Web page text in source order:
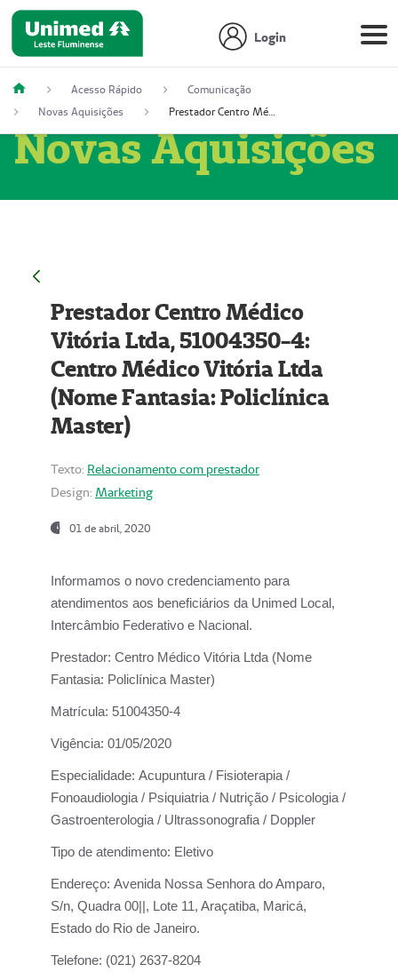
Login
Acesso Rápido
Comunicação
Novas Aquisições
Prestador Centro Médico Vitória Ltda, 51004350-4: Centro Médico Vitória Ltda (Nome Fantasia: Policlínica Master)
Novas Aquisições
Prestador Centro Médico
Vitória Ltda, 51004350-4:
Centro Médico Vitória Ltda
(Nome Fantasia: Policlínica
Master)
Texto: Relacionamento com prestador
Design: Marketing
01 de abril, 2020
Informamos o novo credenciamento para
atendimentos aos beneficiários da Unimed Local,
Intercâmbio Federativo e Nacional.
Prestador: Centro Médico Vitória Ltda (Nome
Fantasia: Policlínica Master)
Matrícula: 51004350-4
Vigência: 01/05/2020
Especialidade: Acupuntura / Fisioterapia /
Fonoaudiologia / Psiquiatria / Nutrição / Psicologia /
Gastroenterologia / Ultrassonografia / Doppler
Tipo de atendimento: Eletivo
Endereço: Avenida Nossa Senhora do Amparo,
S/n, Quadra 00||, Lote 11, Araçatiba, Maricá,
Estado do Rio de Janeiro.
Telefone: (021) 2637-8204